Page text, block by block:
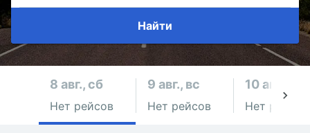
Найти
8 авг., сб
Нет рейсов
9 авг., вс
Нет рейсов
10 авг., пн
Нет рейсов